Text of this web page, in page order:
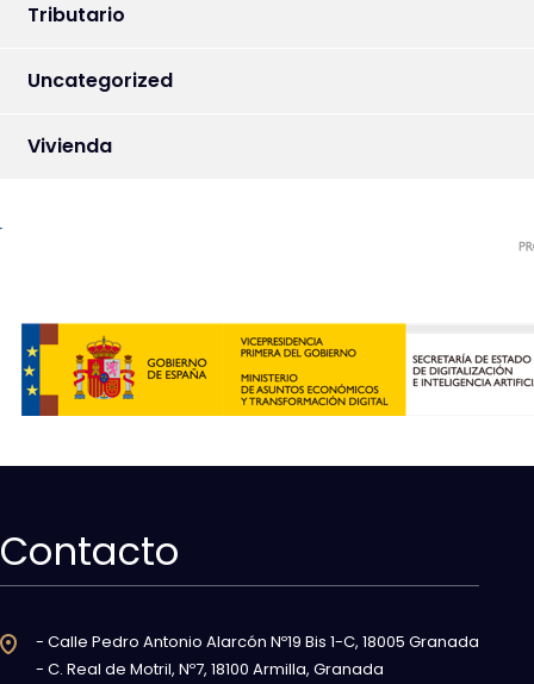
Tributario
Uncategorized
Vivienda
Contacto
- Calle Pedro Antonio Alarcón Nº19 Bis 1-C, 18005 Granada
- C. Real de Motril, Nº7, 18100 Armilla, Granada